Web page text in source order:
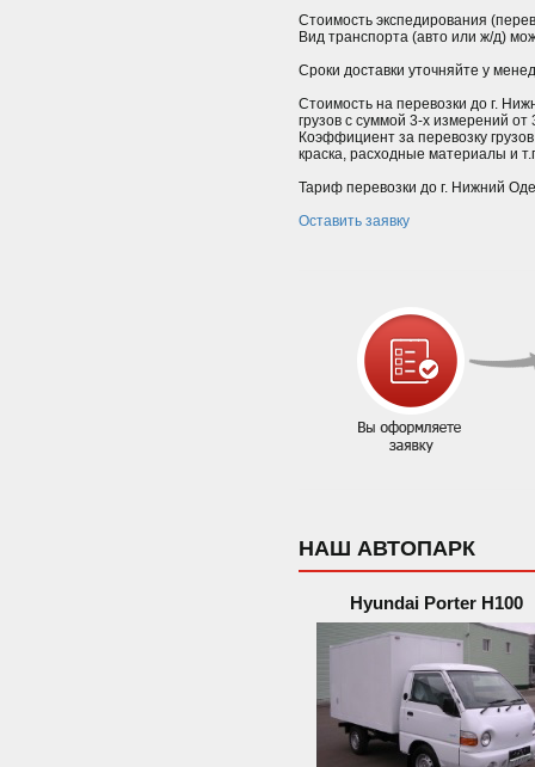
Стоимость экспедирования
Вид транспорта (авто или ж/д)
Сроки доставки уточняйте у
Стоимость на перевозки до г.
грузов с суммой 3-х измерений
Коэффициент за перевозку
краска, расходные материалы и
Тариф перевозки до г. Нижний
Оставить заявку
НАШ АВТОПАРК
Hyundai Porter H100